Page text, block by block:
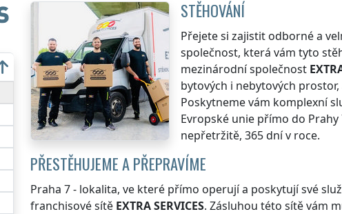
STĚHOVÁNÍ
Přejete si zajistit odborné a
společnost, která vám tyto
mezinárodní společnost
bytových i nebytových
Poskytneme vám komplexní
Evropské unie přímo do Prahy
nepřetržitě, 365 dní v roce.
PŘESTĚHUJEME A PŘEPRAVÍME
Praha 7- lokalita, ve které přímo operují a poskytují své
franchisové sítě EXTRA SERVICES. Zásluhou této sítě vám